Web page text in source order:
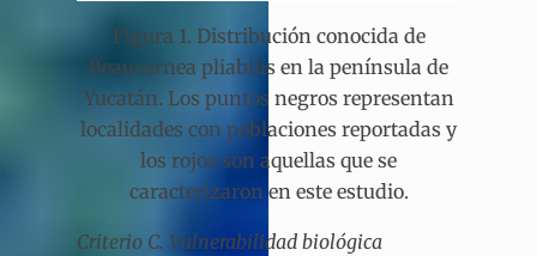
Figura 1. Distribución conocida de
Beaucarnea pliabilis en la península de
Yucatán. Los puntos negros representan
localidades con poblaciones reportadas y
los rojos son aquellas que se
caracterizaron en este estudio.
Criterio C. Vulnerabilidad biológica